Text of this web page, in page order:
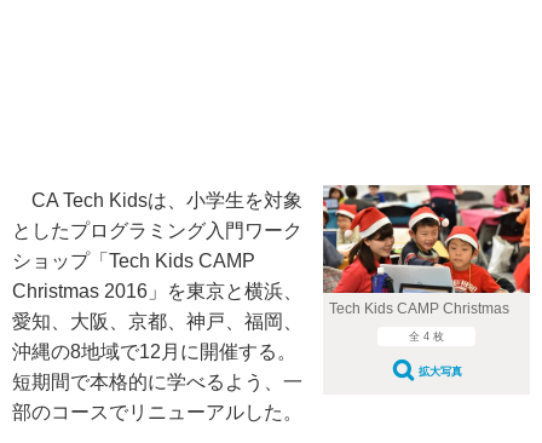
Tech Kids CAMP Christmas
全 4 枚
拡大写真
CA Tech Kidsは、小学生を対象
としたプログラミング入門ワーク
ショップ「Tech Kids CAMP
Christmas 2016」を東京と横浜、
愛知、大阪、京都、神戸、福岡、
沖縄の8地域で12月に開催する。
短期間で本格的に学べるよう、一
部のコースでリニューアルした。